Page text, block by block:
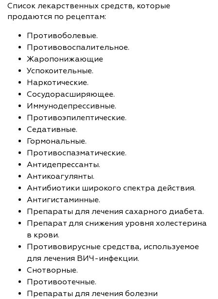
Список лекарственных средств, которые
продаются по рецептам:
Противоболевые.
Противовоспалительное.
Жаропонижающие
Успокоительные.
Наркотические.
Сосудорасширяющее.
Иммунодепрессивные.
Противоэпилептические.
Седативные.
Гормональные.
Противоспазматические.
Антидепрессанты.
Антикоагулянты.
Антибиотики широкого спектра действия.
Антигистаминные.
Препараты для лечения сахарного диабета.
Препарат для снижения уровня холестерина
в крови.
Противовирусные средства, используемое
для лечения ВИЧ-инфекции.
Снотворные.
Противоотечные.
Препараты для лечения болезни